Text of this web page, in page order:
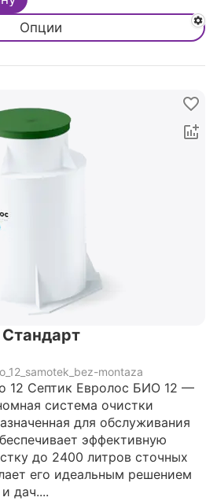
Опции
montaza
12 Cептик Евролос БИО 12 —
система очистки
для обслуживания
эффективную
до 2400 литров сточных
его идеальным решением
дач.​...